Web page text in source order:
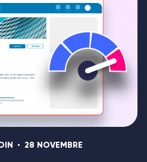
28 NOVEMBRE